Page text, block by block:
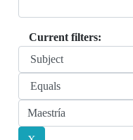
Current filters: